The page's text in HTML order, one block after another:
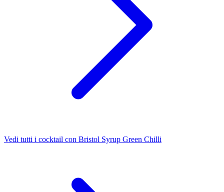
Vedi tutti i cocktail con Bristol Syrup Green Chilli